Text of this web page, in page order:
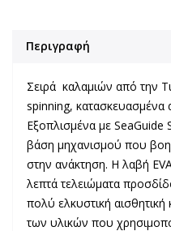
Περιγραφή
Σειρά καλαμιών από την
spinning,
Εξοπλισμένα με SeaGuide
βάση μηχανισμού που
στην ανάκτηση. Η λαβή
λεπτά τελειώματα
πολύ ελκυστική
των υλικών που